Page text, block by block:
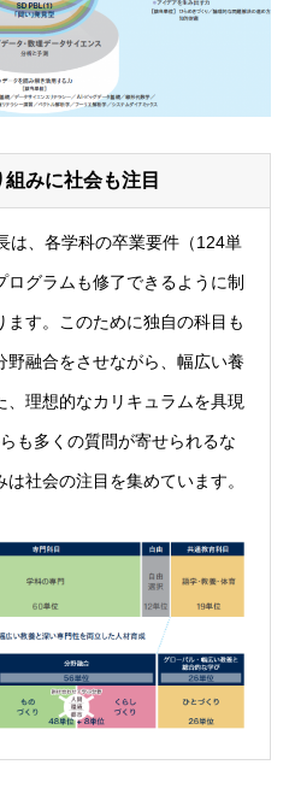
みに社会も注目
は、各学科の卒業要件（124単
グラムも修了できるように制
ます。このために独自の科目も
野融合をさせながら、幅広い養
、理想的なカリキュラムを具現
も多くの質問が寄せられるな
社会の注目を集めています。